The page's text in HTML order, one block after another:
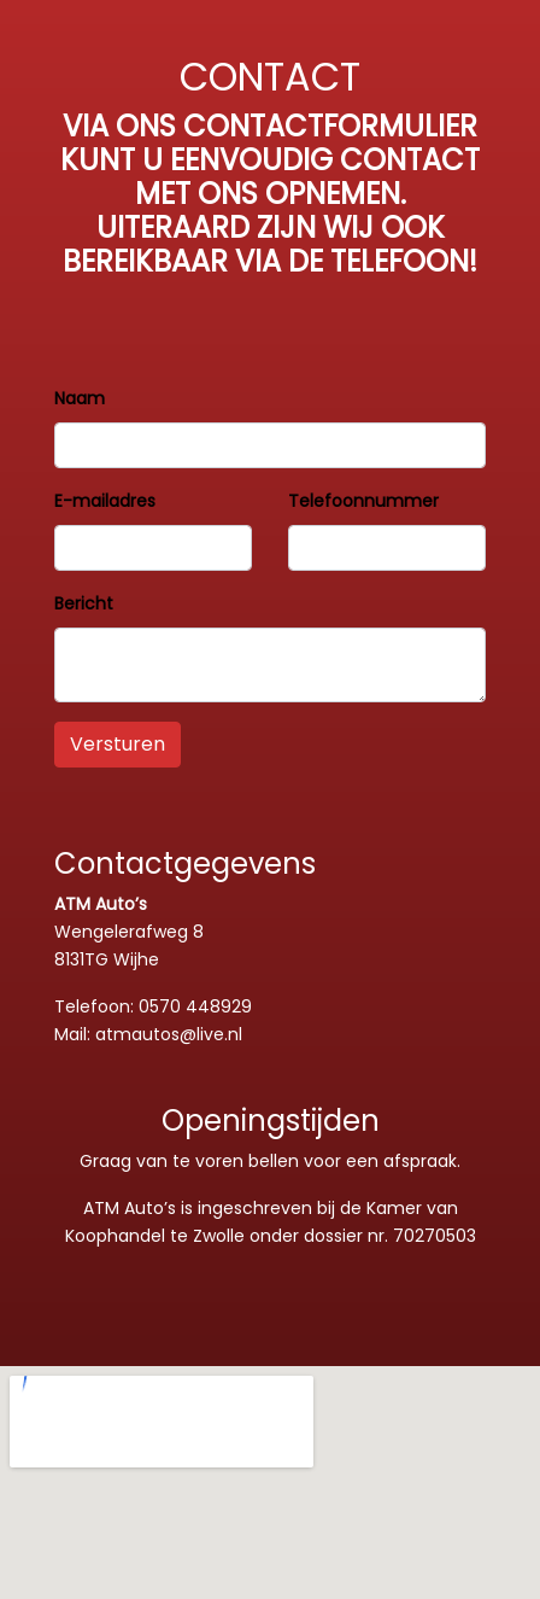
CONTACT
VIA ONS CONTACTFORMULIER
KUNT U EENVOUDIG CONTACT
MET ONS OPNEMEN.
UITERAARD ZIJN WIJ OOK
BEREIKBAAR VIA DE TELEFOON!
Naam
E-mailadres Telefoonnummer
Bericht
Versturen
Contactgegevens
ATM Auto’s
Wengelerafweg 8
8131TG Wijhe
Telefoon: 0570 448929
Mail: atmautos@live.nl
Openingstijden
Graag van te voren bellen voor een afspraak.
ATM Auto’s is ingeschreven bij de Kamer van
Koophandel te Zwolle onder dossier nr. 70270503